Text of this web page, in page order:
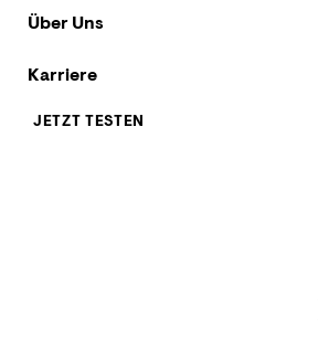
Über Uns
Karriere
JETZT TESTEN